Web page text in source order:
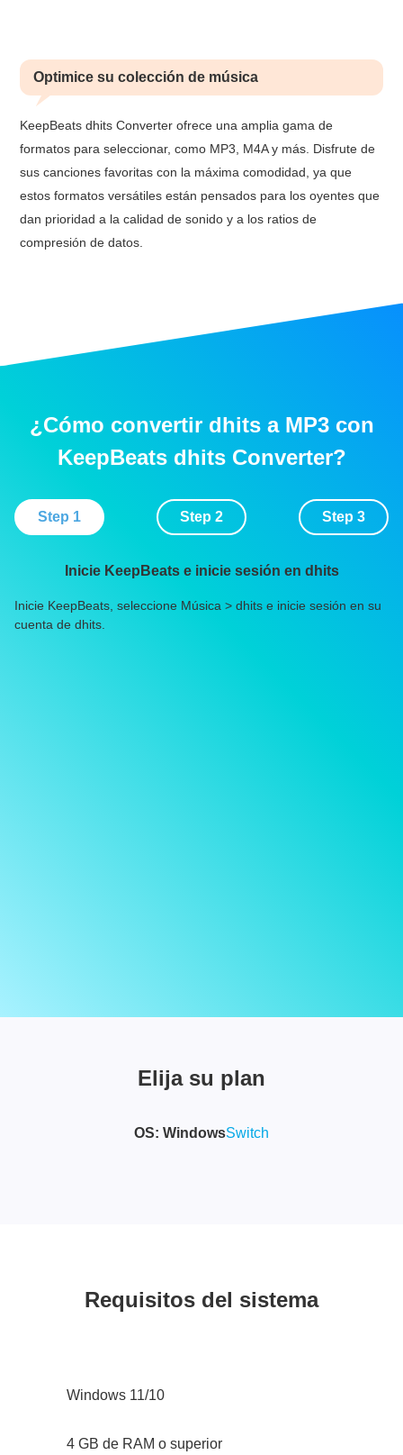
Optimice su colección de música
KeepBeats dhits Converter ofrece una amplia gama de
formatos para seleccionar, como MP3, M4A y más. Disfrute de
sus canciones favoritas con la máxima comodidad, ya que
estos formatos versátiles están pensados para los oyentes que
dan prioridad a la calidad de sonido y a los ratios de
compresión de datos.
¿Cómo convertir dhits a MP3 con
KeepBeats dhits Converter?
Step 1 Step 2 Step 3
Inicie KeepBeats e inicie sesión en dhits
Inicie KeepBeats, seleccione Música > dhits e inicie sesión en su
cuenta de dhits.
Elija su plan
OS: WindowsSwitch
Requisitos del sistema
Windows 11/10
4 GB de RAM o superior